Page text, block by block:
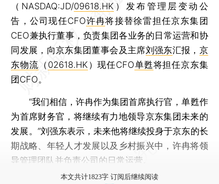
（NASDAQ:JD/09618.HK ）发布管理层变动公
告，公司现任CFO许冉将接替徐雷担任京东集团
CEO兼执行董事，负责集团各业务的日常运营和协
同发展，向京东集团董事会及主席刘强东汇报， 京
东物流 （02618.HK ）现任CFO单甦将担任京东集
团CFO。
“我们相信，许冉作为集团首席执行官，单甦作
为首席财务官，将继续有力地领导京东集团未来的
发展。”刘强东表示，未来他将继续投身于京东的长
期战略、年轻人才发展以及乡村振兴中，许冉将领
导管理团队并负责公司的日常运营。
本文共计1823字 订阅后继续阅读